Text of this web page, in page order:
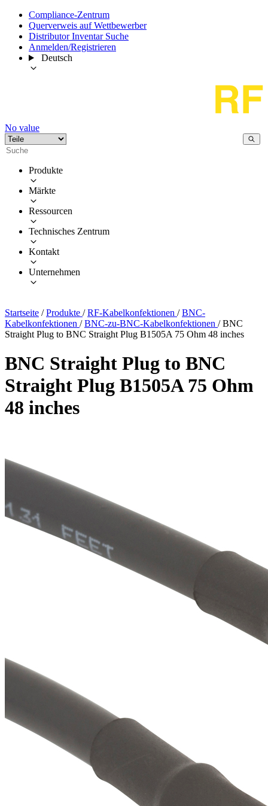
Compliance-Zentrum
Querverweis auf Wettbewerber
Distributor Inventar Suche
Anmelden/Registrieren
Deutsch
No value
Produkte
Märkte
Ressourcen
Technisches Zentrum
Kontakt
Unternehmen
Startseite / Produkte / RF-Kabelkonfektionen / BNC-
Kabelkonfektionen / BNC-zu-BNC-Kabelkonfektionen / BNC
Straight Plug to BNC Straight Plug B1505A 75 Ohm 48 inches
BNC Straight Plug to BNC
Straight Plug B1505A 75 Ohm
48 inches